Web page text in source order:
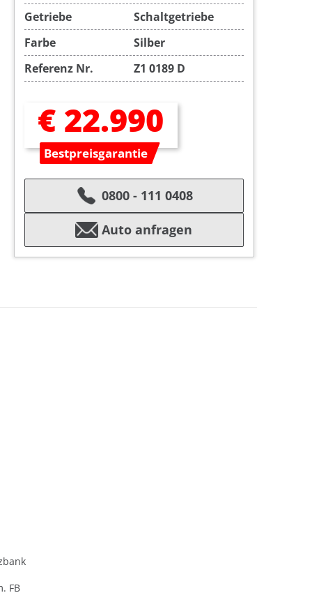
Getriebe
Schaltgetriebe
Farbe
Silber
Referenz Nr.
Z1 0189 D
€ 22.990
Bestpreisgarantie
0800 - 111 0408
Auto anfragen
FB